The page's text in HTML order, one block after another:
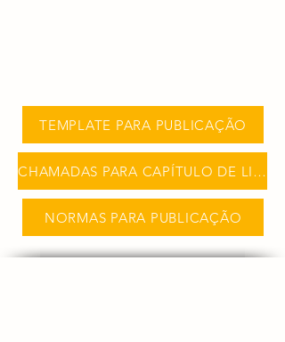
TEMPLATE PARA PUBLICAÇÃO
CHAMADAS PARA CAPÍTULO DE LIVRO
NORMAS PARA PUBLICAÇÃO